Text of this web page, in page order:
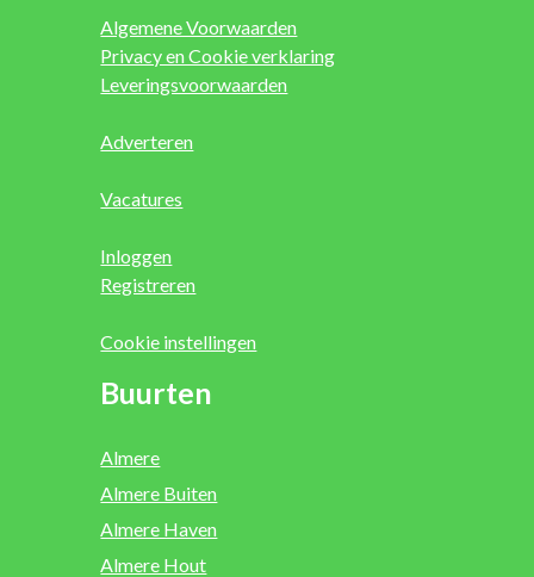
Algemene Voorwaarden
Privacy en Cookie verklaring
Leveringsvoorwaarden
Adverteren
Vacatures
Inloggen
Registreren
Cookie instellingen
Buurten
Almere
Almere Buiten
Almere Haven
Almere Hout